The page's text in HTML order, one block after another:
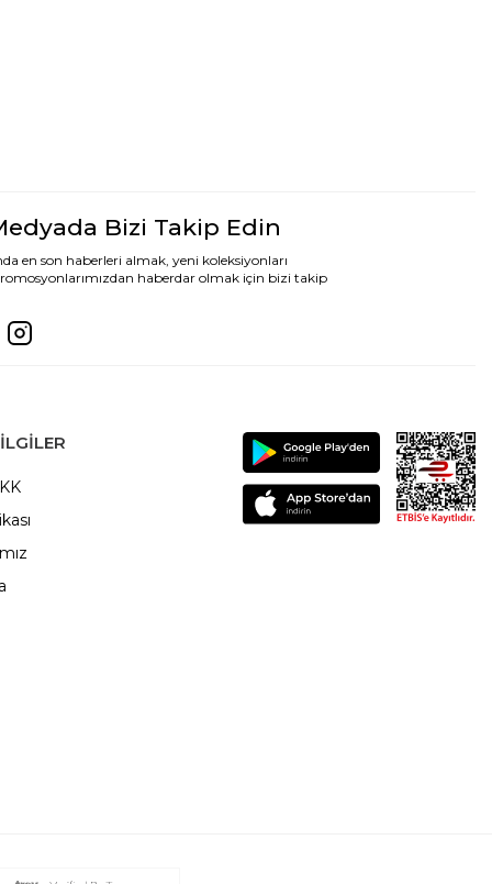
Bizi Takip Edin
en son haberleri almak, yeni koleksiyonları
haberdar olmak için bizi takip